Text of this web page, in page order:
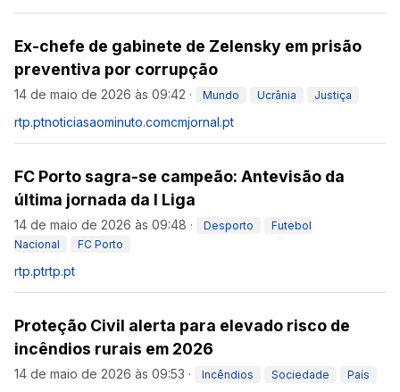
Ex-chefe de gabinete de Zelensky em prisão
preventiva por corrupção
14 de maio de 2026 às 09:42 · Mundo Ucrânia Justiça
rtp.ptnoticiasaominuto.comcmjornal.pt
FC Porto sagra-se campeão: Antevisão da
última jornada da I Liga
14 de maio de 2026 às 09:48 · Desporto
Futebol
Nacional
FC Porto
rtp.ptrtp.pt
Proteção Civil alerta para elevado risco de
incêndios rurais em 2026
14 de maio de 2026 às 09:53 · Incêndios Sociedade País